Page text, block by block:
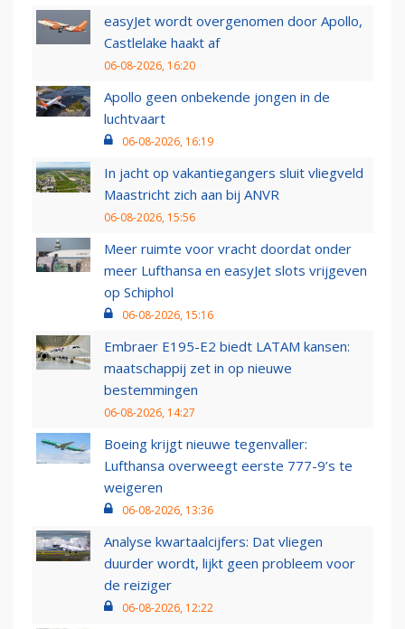
easyJet wordt overgenomen door Apollo,
Castlelake haakt af
06-08-2026, 16:20
Apollo geen onbekende jongen in de
luchtvaart
06-08-2026, 16:19
In jacht op vakantiegangers sluit vliegveld
Maastricht zich aan bij ANVR
06-08-2026, 15:56
Meer ruimte voor vracht doordat onder
meer Lufthansa en easyJet slots vrijgeven
op Schiphol
06-08-2026, 15:16
Embraer E195-E2 biedt LATAM kansen:
maatschappij zet in op nieuwe
bestemmingen
06-08-2026, 14:27
Boeing krijgt nieuwe tegenvaller:
Lufthansa overweegt eerste 777-9’s te
weigeren
06-08-2026, 13:36
Analyse kwartaalcijfers: Dat vliegen
duurder wordt, lijkt geen probleem voor
de reiziger
06-08-2026, 12:22